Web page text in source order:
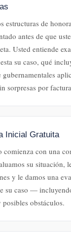
estructuras de
antes de que
Usted entiende
su caso, qué
gubernamentales
sorpresas por
Inicial Gratuita
comienza con una
su situación,
y le damos una
su caso —
posibles obstáculos.